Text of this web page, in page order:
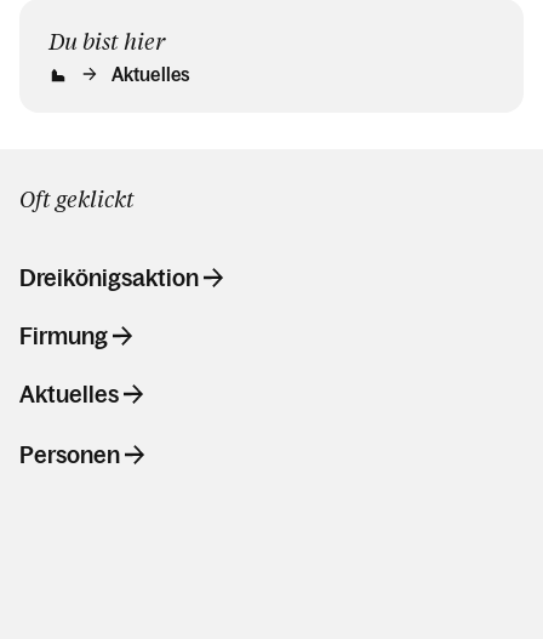
Du bist hier
Aktuelles
Oft geklickt
Dreikönigsaktion
Firmung
Aktuelles
Personen